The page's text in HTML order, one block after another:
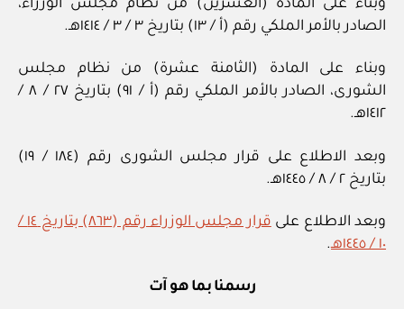
وبناء على المادة (العشرين) من نظام مجلس الوزراء،
الصادر بالأمر الملكي رقم (أ / ١٣) بتاريخ ٣ / ٣ / ١٤١٤هـ.
وبناء على المادة (الثامنة عشرة) من نظام مجلس
الشورى، الصادر بالأمر الملكي رقم (أ / ٩١) بتاريخ ٢٧ / ٨ /
١٤١٢هـ.
وبعد الاطلاع على قرار مجلس الشورى رقم (١٨٤ / ١٩)
بتاريخ ٢ / ٨ / ١٤٤٥هـ.
وبعد الاطلاع على
قرار مجلس الوزراء رقم (٨٦٣) بتاريخ ١٤ /
١٠ / ١٤٤٥هـ
.
رسمنا بما هو آت